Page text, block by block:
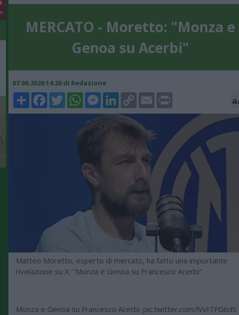
MERCATO - Moretto: "Monza e
Genoa su Acerbi"
07.06.2026 14:20 di Redazione
ShareFacebookTwitterWhatsAppMessenger
LinkedIn
Copy
Link
Email Print
Matteo Moretto, esperto di mercato, ha fatto una importante
rivelazione su X: "Monza e Genoa su Francesco Acerbi".
Monza e Genoa su Francesco Acerbi. pic.twitter.com/lVvITFG6dS